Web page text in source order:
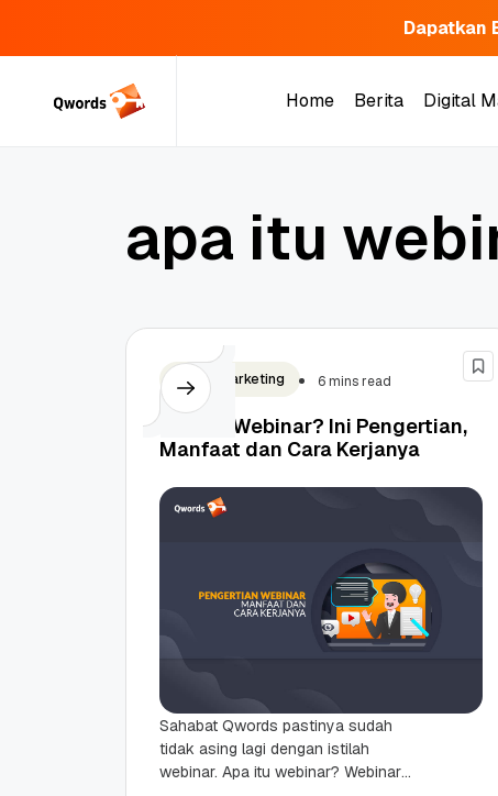
Dapatkan
Home
Berita
Digital
apa itu webi
Digital Marketing 6 mins read
Apa Itu Webinar? Ini Pengertian,
Manfaat dan Cara Kerjanya
Sahabat Qwords pastinya sudah
tidak asing lagi dengan istilah
webinar. Apa itu webinar? Webinar